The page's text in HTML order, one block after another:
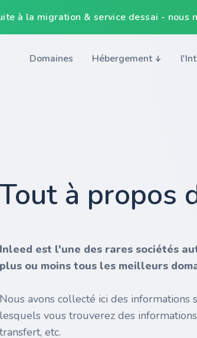
à la migration & service dessai - nous
Domaines Hébergement
Tout à propos
Inleed est l'une des rares sociétés
plus ou moins tous les meilleurs
Nous avons collecté ici des
lesquels vous trouverez des
transfert, etc.